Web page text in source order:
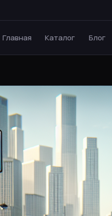
Главная Каталог Блог